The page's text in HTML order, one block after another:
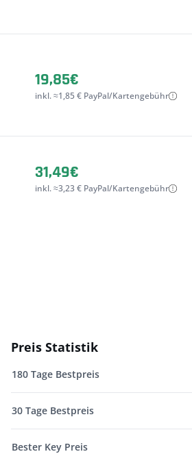
19,85€
inkl. ≈1,85 € PayPal/Kartengebühr
31,49€
inkl. ≈3,23 € PayPal/Kartengebühr
Preis Statistik
180 Tage Bestpreis
30 Tage Bestpreis
Bester Key Preis